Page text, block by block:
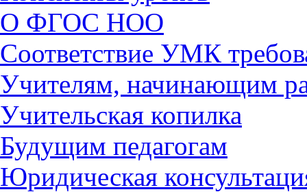
О ФГОС НОО
Соответствие УМК
Учителям, начинающим
Учительская копилка
Будущим педагогам
Юридическая